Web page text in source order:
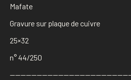
Mafate
Gravure sur plaque de cuivre
25×32
n° 44/250